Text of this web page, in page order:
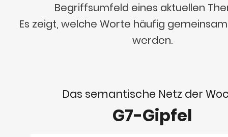
Begriffsumfeld eines aktuellen
Es zeigt, welche Worte häufig
werden.
Das semantische Netz der
G7-Gipfel